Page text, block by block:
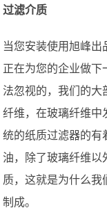
过滤介质
当您安装使用旭峰出
正在为您的企业做下
法忽视的，我们的大
纤维，在玻璃纤维中
统的纸质过滤器的有
油，除了玻璃纤维以
质，这就是为什么我
制成。